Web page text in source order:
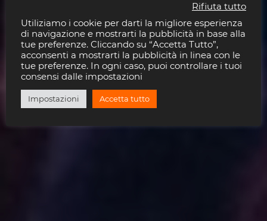
Rifiuta tutto
Utiliziamo i cookie per darti la migliore esperienza
di navigazione e mostrarti la pubblicità in base alla
tue preferenze. Cliccando su “Accetta Tutto”,
acconsenti a mostrarti la pubblicità in linea con le
tue preferenze. In ogni caso, puoi controllare i tuoi
consensi dalle impostazioni
Impostazioni Accetta tutto